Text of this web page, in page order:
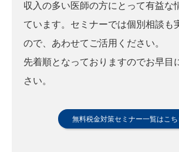
収入の多い医師の方にとって有益な
ています。セミナーでは個別相談も
ので、あわせてご活用ください。
先着順となっておりますのでお早目
さい。
無料税金対策セミナー一覧はこち